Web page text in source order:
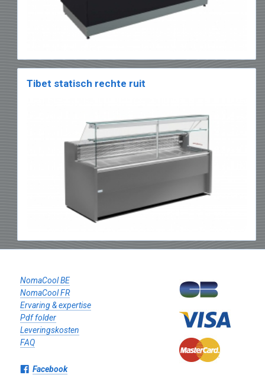
Tibet statisch rechte ruit
NomaCool BE
NomaCool FR
Ervaring & expertise
Pdf folder
Leveringskosten
FAQ
Facebook